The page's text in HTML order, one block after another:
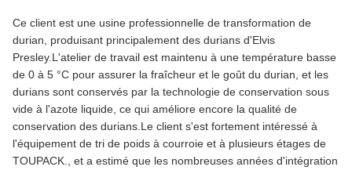
Ce client est une usine professionnelle de transformation de
durian, produisant principalement des durians d'Elvis
Presley.L'atelier de travail est maintenu à une température basse
de 0 à 5 °C pour assurer la fraîcheur et le goût du durian, et les
durians sont conservés par la technologie de conservation sous
vide à l'azote liquide, ce qui améliore encore la qualité de
conservation des durians.Le client s'est fortement intéressé à
l'équipement de tri de poids à courroie et à plusieurs étages de
TOUPACK., et a estimé que les nombreuses années d'intégration